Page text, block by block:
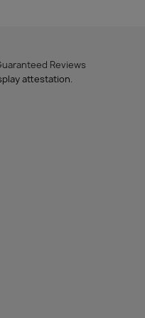
Reviews
attestation.